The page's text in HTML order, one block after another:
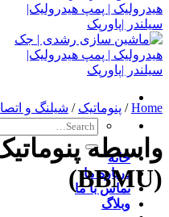
Search
for:
خانه
درباره ما
تماس با ما
وبلاگ
Home
/ پنوماتیک / شیلنگ و
واسطه
(BBMU)